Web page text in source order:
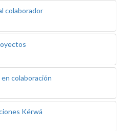
colaborador
colaboración
Kérwá